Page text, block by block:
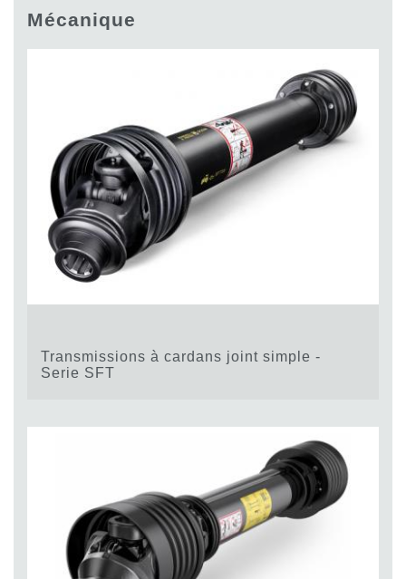
Pompes et moteurs à piston axiaux
Moteurs Orbitaux Fabriqués Pour Bondioli & Pavesi
Contrôle
Circuits hydrauliques intégrés
Distributeurs
Valves à cartouche
Limiteur de pression en ligne
Servocommandes
Systemes Fan Drive
Mécanique
Transmissions à cardans joint simple -
Serie SFT